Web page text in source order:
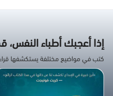
إذا أعجبك أطباء النفس،
كتب في مواضيع مختلفة يستكشفها قراء